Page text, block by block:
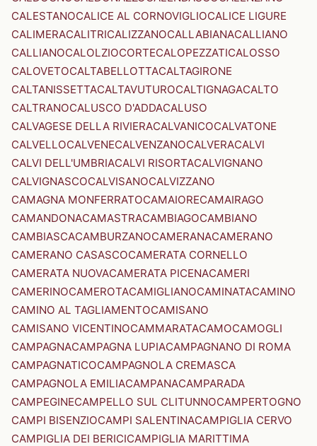
CALESTANOCALICE AL CORNOVIGLIOCALICE LIGURE
CALIMERACALITRICALIZZANOCALLABIANACALLIANO
CALLIANOCALOLZIOCORTECALOPEZZATICALOSSO
CALOVETOCALTABELLOTTACALTAGIRONE
CALTANISSETTACALTAVUTUROCALTIGNAGACALTO
CALTRANOCALUSCO D'ADDACALUSO
CALVAGESE DELLA RIVIERACALVANICOCALVATONE
CALVELLOCALVENECALVENZANOCALVERACALVI
CALVI DELL'UMBRIACALVI RISORTACALVIGNANO
CALVIGNASCOCALVISANOCALVIZZANO
CAMAGNA MONFERRATOCAMAIORECAMAIRAGO
CAMANDONACAMASTRACAMBIAGOCAMBIANO
CAMBIASCACAMBURZANOCAMERANACAMERANO
CAMERANO CASASCOCAMERATA CORNELLO
CAMERATA NUOVACAMERATA PICENACAMERI
CAMERINOCAMEROTACAMIGLIANOCAMINATACAMINO
CAMINO AL TAGLIAMENTOCAMISANO
CAMISANO VICENTINOCAMMARATACAMOCAMOGLI
CAMPAGNACAMPAGNA LUPIACAMPAGNANO DI ROMA
CAMPAGNATICOCAMPAGNOLA CREMASCA
CAMPAGNOLA EMILIACAMPANACAMPARADA
CAMPEGINECAMPELLO SUL CLITUNNOCAMPERTOGNO
CAMPI BISENZIOCAMPI SALENTINACAMPIGLIA CERVO
CAMPIGLIA DEI BERICICAMPIGLIA MARITTIMA